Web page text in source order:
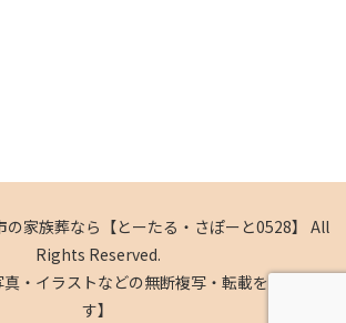
家族葬なら【とーたる・さぽーと0528】 All
Rights Reserved.
真・イラストなどの無断複写・転載を禁じま
す】